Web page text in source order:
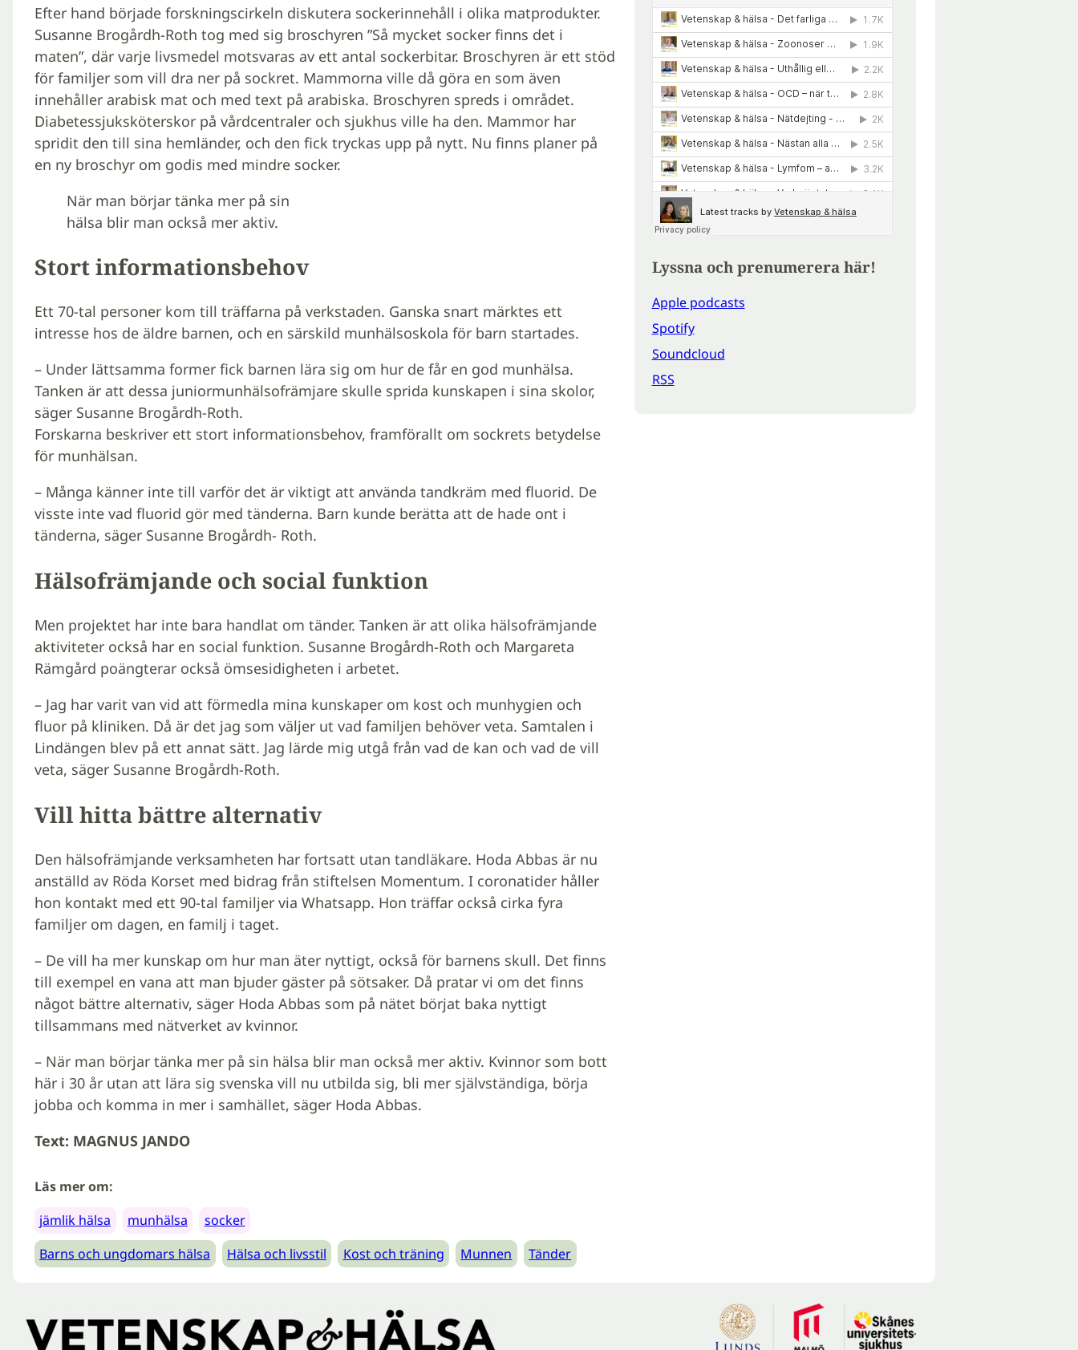
Efter hand började forskningscirkeln diskutera sockerinnehåll i olika matprodukter.
Susanne Brogårdh-Roth tog med sig broschyren ”Så mycket socker finns det i
maten”, där varje livsmedel motsvaras av ett antal sockerbitar. Broschyren är ett stöd
för familjer som vill dra ner på sockret. Mammorna ville då göra en som även
innehåller arabisk mat och med text på arabiska. Broschyren spreds i området.
Diabetessjuksköterskor på vårdcentraler och sjukhus ville ha den. Mammor har
spridit den till sina hemländer, och den fick tryckas upp på nytt. Nu finns planer på
en ny broschyr om godis med mindre socker.
När man börjar tänka mer på sin
hälsa blir man också mer aktiv.
Stort informationsbehov
Ett 70-tal personer kom till träffarna på verkstaden. Ganska snart märktes ett
intresse hos de äldre barnen, och en särskild munhälsoskola för barn startades.
– Under lättsamma former fick barnen lära sig om hur de får en god munhälsa.
Tanken är att dessa juniormunhälsofrämjare skulle sprida kunskapen i sina skolor,
säger Susanne Brogårdh-Roth.
Forskarna beskriver ett stort informationsbehov, framförallt om sockrets betydelse
för munhälsan.
– Många känner inte till varför det är viktigt att använda tandkräm med fluorid. De
visste inte vad fluorid gör med tänderna. Barn kunde berätta att de hade ont i
tänderna, säger Susanne Brogårdh- Roth.
Hälsofrämjande och social funktion
Men projektet har inte bara handlat om tänder. Tanken är att olika hälsofrämjande
aktiviteter också har en social funktion. Susanne Brogårdh-Roth och Margareta
Rämgård poängterar också ömsesidigheten i arbetet.
– Jag har varit van vid att förmedla mina kunskaper om kost och munhygien och
fluor på kliniken. Då är det jag som väljer ut vad familjen behöver veta. Samtalen i
Lindängen blev på ett annat sätt. Jag lärde mig utgå från vad de kan och vad de vill
veta, säger Susanne Brogårdh-Roth.
Vill hitta bättre alternativ
Den hälsofrämjande verksamheten har fortsatt utan tandläkare. Hoda Abbas är nu
anställd av Röda Korset med bidrag från stiftelsen Momentum. I coronatider håller
hon kontakt med ett 90-tal familjer via Whatsapp. Hon träffar också cirka fyra
familjer om dagen, en familj i taget.
– De vill ha mer kunskap om hur man äter nyttigt, också för barnens skull. Det finns
till exempel en vana att man bjuder gäster på sötsaker. Då pratar vi om det finns
något bättre alternativ, säger Hoda Abbas som på nätet börjat baka nyttigt
tillsammans med nätverket av kvinnor.
– När man börjar tänka mer på sin hälsa blir man också mer aktiv. Kvinnor som bott
här i 30 år utan att lära sig svenska vill nu utbilda sig, bli mer självständiga, börja
jobba och komma in mer i samhället, säger Hoda Abbas.
Text: MAGNUS JANDO
Läs mer om:
jämlik hälsa
munhälsa
socker
Barns och ungdomars hälsa
Hälsa och livsstil Kost och träning Munnen Tänder
Lyssna och prenumerera här!
Apple podcasts
Spotify
Soundcloud
RSS